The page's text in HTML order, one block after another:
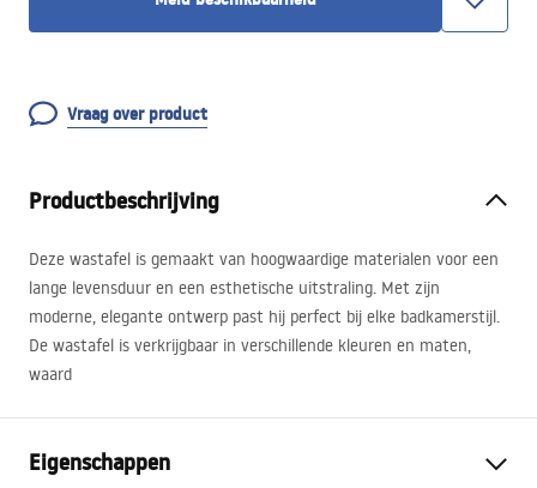
Vraag over product
Productbeschrijving
Deze wastafel is gemaakt van hoogwaardige materialen voor een
lange levensduur en een esthetische uitstraling. Met zijn
moderne, elegante ontwerp past hij perfect bij elke badkamerstijl.
De wastafel is verkrijgbaar in verschillende kleuren en maten,
waard
Eigenschappen